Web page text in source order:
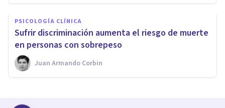
PSICOLOGÍA CLÍNICA
Sufrir discriminación aumenta el riesgo de muerte
en personas con sobrepeso
Juan Armando Corbin